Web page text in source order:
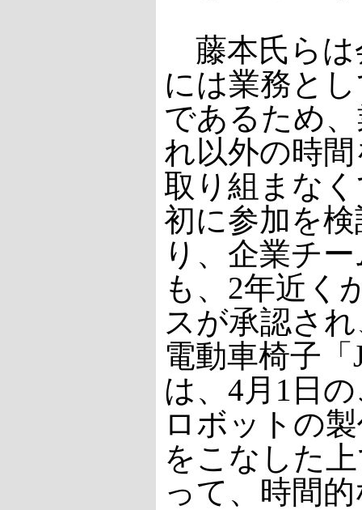
藤本氏らは
には業務と
であるため
れ以外の時
取り組まな
初に参加を
り、企業チ
も、2年近く
スが承認さ
電動車椅子
は、4月1日
ロボットの
をこなした
って、時間